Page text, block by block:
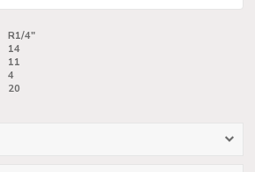
R1/4"
14
11
4
20